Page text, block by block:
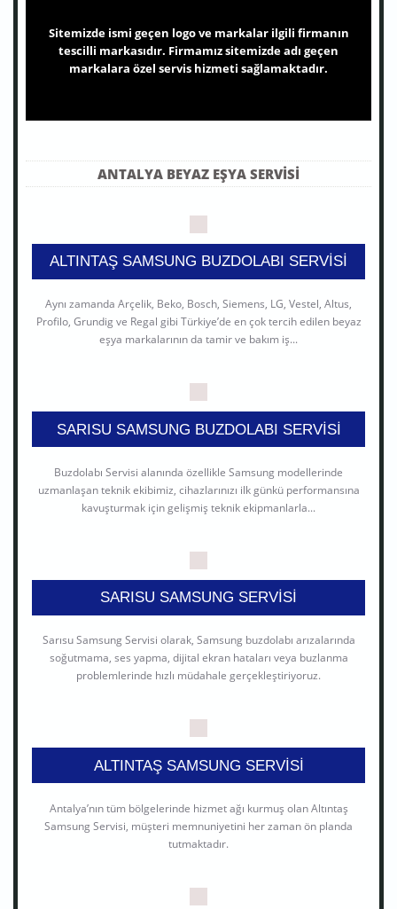
Sitemizde ismi geçen logo ve markalar ilgili firmanın
tescilli markasıdır. Firmamız sitemizde adı geçen
markalara özel servis hizmeti sağlamaktadır.
ANTALYA BEYAZ EŞYA SERVISI
ALTINTAŞ SAMSUNG BUZDOLABI SERVISI
Aynı zamanda Arçelik, Beko, Bosch, Siemens, LG, Vestel, Altus,
Profilo, Grundig ve Regal gibi Türkiye’de en çok tercih edilen beyaz
eşya markalarının da tamir ve bakım iş...
SARISU SAMSUNG BUZDOLABI SERVISI
Buzdolabı Servisi alanında özellikle Samsung modellerinde
uzmanlaşan teknik ekibimiz, cihazlarınızı ilk günkü performansına
kavuşturmak için gelişmiş teknik ekipmanlarla...
SARISU SAMSUNG SERVISI
Sarısu Samsung Servisi olarak, Samsung buzdolabı arızalarında
soğutmama, ses yapma, dijital ekran hataları veya buzlanma
problemlerinde hızlı müdahale gerçekleştiriyoruz.
ALTINTAŞ SAMSUNG SERVISI
Antalya’nın tüm bölgelerinde hizmet ağı kurmuş olan Altıntaş
Samsung Servisi, müşteri memnuniyetini her zaman ön planda
tutmaktadır.